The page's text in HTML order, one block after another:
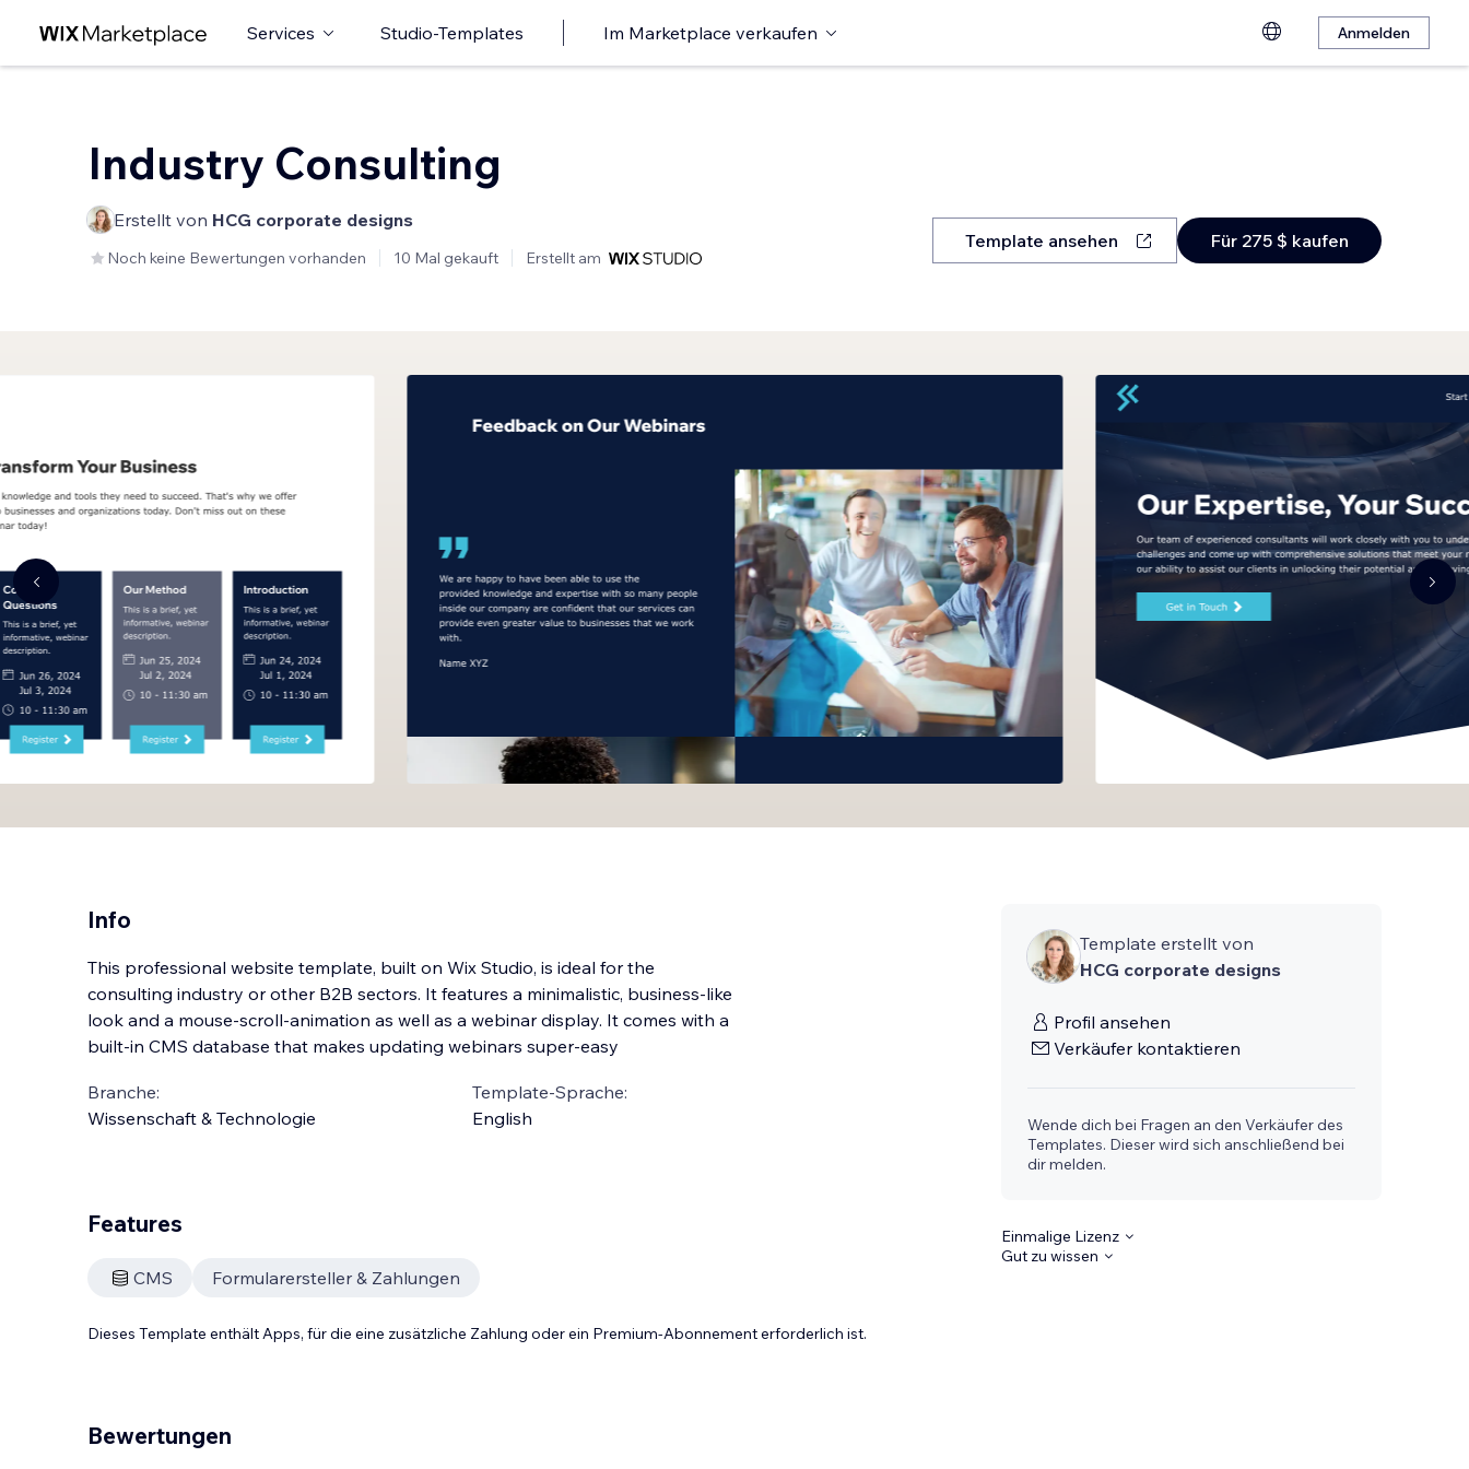
Services Studio-Templates Im Marketplace verkaufen Anmelden
Industry Consulting
Erstellt von HCG corporate designs
Noch keine Bewertungen vorhanden 10 Mal gekauft Erstellt am
Template ansehen Für 275 $ kaufen
Info
This professional website template, built on Wix Studio, is ideal for the
consulting industry or other B2B sectors. It features a minimalistic, business-like
look and a mouse-scroll-animation as well as a webinar display. It comes with a
built-in CMS database that makes updating webinars super-easy
Branche:
Wissenschaft & Technologie
Template-Sprache:
English
Template erstellt von
HCG corporate designs
Profil ansehen
Verkäufer kontaktieren
Wende dich bei Fragen an den Verkäufer des
Templates. Dieser wird sich anschließend bei
dir melden.
Einmalige Lizenz
Gut zu wissen
Features
CMS Formularersteller & Zahlungen
Dieses Template enthält Apps, für die eine zusätzliche Zahlung oder ein Premium-Abonnement erforderlich ist.
Bewertungen